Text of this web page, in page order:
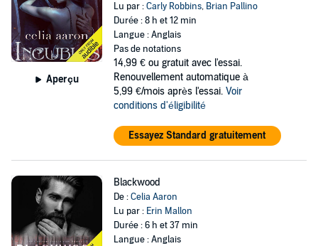
Aperçu
Lu par :Carly Robbins, Brian Pallino
Durée : 8 h et 12 min
Langue : Anglais
Pas de notations
14,99 € ou gratuit avec l'essai.
Renouvellement automatique à
5,99 €/mois après l'essai. Voir
conditions d'éligibilité
Essayez Standard gratuitement
Blackwood
De :Celia Aaron
Lu par : Erin Mallon
Durée : 6 h et 37 min
Langue : Anglais